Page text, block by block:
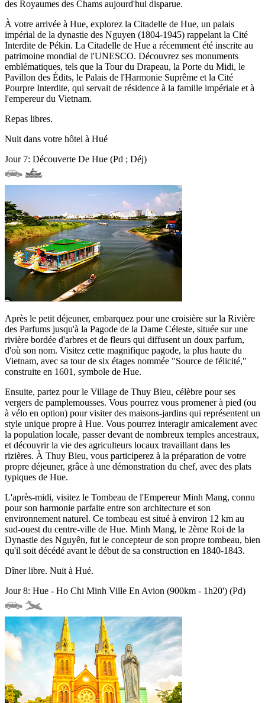
des Royaumes des Chams aujourd'hui disparue.
À votre arrivée à Hue, explorez la Citadelle de Hue, un palais
impérial de la dynastie des Nguyen (1804-1945) rappelant la Cité
Interdite de Pékin. La Citadelle de Hue a récemment été inscrite au
patrimoine mondial de l'UNESCO. Découvrez ses monuments
emblématiques, tels que la Tour du Drapeau, la Porte du Midi, le
Pavillon des Édits, le Palais de l'Harmonie Suprême et la Cité
Pourpre Interdite, qui servait de résidence à la famille impériale et à
l'empereur du Vietnam.
Repas libres.
Nuit dans votre hôtel à Hué
Jour 7: Découverte De Hue (Pd ; Déj)
Après le petit déjeuner, embarquez pour une croisière sur la Rivière
des Parfums jusqu'à la Pagode de la Dame Céleste, située sur une
rivière bordée d'arbres et de fleurs qui diffusent un doux parfum,
d'où son nom. Visitez cette magnifique pagode, la plus haute du
Vietnam, avec sa tour de six étages nommée "Source de félicité,"
construite en 1601, symbole de Hue.
Ensuite, partez pour le Village de Thuy Bieu, célèbre pour ses
vergers de pamplemousses. Vous pourrez vous promener à pied (ou
à vélo en option) pour visiter des maisons-jardins qui représentent un
style unique propre à Hue. Vous pourrez interagir amicalement avec
la population locale, passer devant de nombreux temples ancestraux,
et découvrir la vie des agriculteurs locaux travaillant dans les
rizières. À Thuy Bieu, vous participerez à la préparation de votre
propre déjeuner, grâce à une démonstration du chef, avec des plats
typiques de Hue.
L'après-midi, visitez le Tombeau de l'Empereur Minh Mang, connu
pour son harmonie parfaite entre son architecture et son
environnement naturel. Ce tombeau est situé à environ 12 km au
sud-ouest du centre-ville de Hue. Minh Mang, le 2ème Roi de la
Dynastie des Nguyên, fut le concepteur de son propre tombeau, bien
qu'il soit décédé avant le début de sa construction en 1840-1843.
Dîner libre. Nuit à Hué.
Jour 8: Hue - Ho Chi Minh Ville En Avion (900km - 1h20') (Pd)